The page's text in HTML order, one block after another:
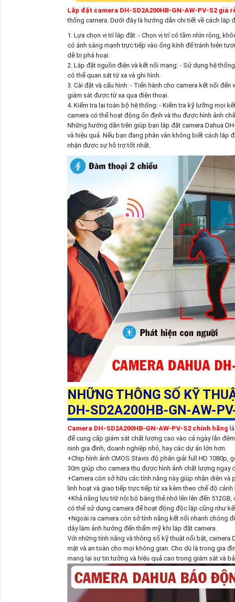
Lắp đặt camera DH-SD2A200HB-GN-AW-PV-S2 giá
thống camera. Dưới đây là hướng dẫn chi tiết về cách lắp
1. Lựa chọn vị trí lắp đặt: - Chọn vị trí có tầm nhìn rộng,
có ánh sáng mạnh trực tiếp vào ống kính để tránh hiện
dễ bị phá hoại.
2. Lắp đặt nguồn điện và kết nối mạng: - Sử dụng hệ
có thể quan sát từ xa và ghi hình.
3. Cài đặt và cấu hình: - Tiến hành cho camera kết nối
giám sát được từ xa qua điện thoại.
4. Kiểm tra lại toàn bộ hệ thống: - Kiểm tra kỹ lưỡng mọi
camera có thể hoạt động ổn định và thu được hình ảnh
Những hướng dẫn trên giúp bạn lắp đặt camera Dahua
và hiệu quả. Nếu bạn đang phân vân không biết cách lắp
nhận được sự hỗ trợ tốt nhất.
NHỮNG THÔNG SỐ KỸ
DH-SD2A200HB-GN-AW-
Camera DH-SD2A200HB-GN-AW-PV-S2 chính hãng
để cung cấp giám sát chất lượng cao vào cả ngày lẫn
ninh gia đình, doanh nghiệp nhỏ, hay các dự án lớn hơn.
+Chip hình ảnh CMOS Stavis độ phân giải full HD
30m giúp cho camera thu được hình ảnh chất lượng ngay
+Camera còn sở hữu các tính năng này giúp nhận diện
linh hoạt và giao tiếp trực tiếp từ xa kèm theo chế độ
+Khả năng lưu trữ nội bộ bằng thẻ nhớ lên lên đến
có thể sử dụng camera để hoạt động độc lập cũng như
+Ngoài ra camera còn sở tính năng kết nối nhanh chóng
dây làm ảnh hưởng đến thẩm mỹ khi lắp đặt camera.
Với những tính năng và thông số kỹ thuật nổi bật, camera
mật và an toàn cho mọi không gian. Cho dù là trong gia
mang lại sự tin tưởng và hiệu quả cao trong giám sát và